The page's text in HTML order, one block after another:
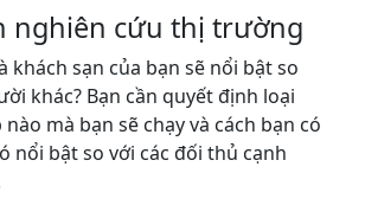
nghiên cứu thị trường
khách sạn của bạn sẽ nổi bật so
khác? Bạn cần quyết định loại
mà bạn sẽ chạy và cách bạn có
nổi bật so với các đối thủ cạnh